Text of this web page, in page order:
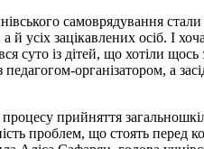
самоврядування
а й усіх зацікавлених осіб. І
суто із дітей, що хотіли
педагогом-організатором, а
прийняття
проблем, що стоять перед